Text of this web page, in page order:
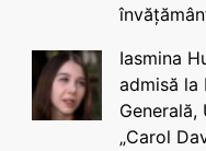
Iasmina
admisă la
Generală,
„Carol